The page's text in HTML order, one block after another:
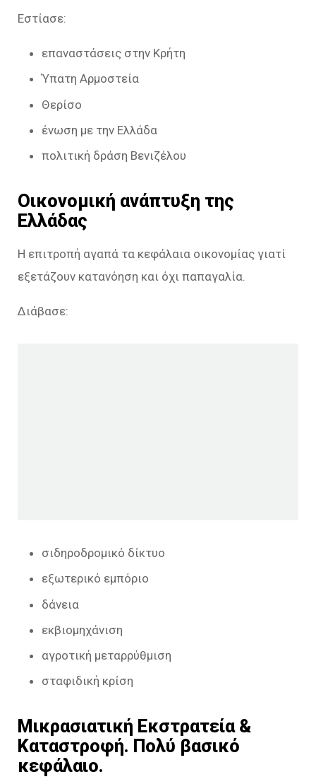
Εστίασε:
επαναστάσεις στην Κρήτη
Ύπατη Αρμοστεία
Θερίσο
ένωση με την Ελλάδα
πολιτική δράση Βενιζέλου
Οικονομική ανάπτυξη της
Ελλάδας
Η επιτροπή αγαπά τα κεφάλαια οικονομίας γιατί
εξετάζουν κατανόηση και όχι παπαγαλία.
Διάβασε:
σιδηροδρομικό δίκτυο
εξωτερικό εμπόριο
δάνεια
εκβιομηχάνιση
αγροτική μεταρρύθμιση
σταφιδική κρίση
Μικρασιατική Εκστρατεία &
Καταστροφή. Πολύ βασικό
κεφάλαιο.